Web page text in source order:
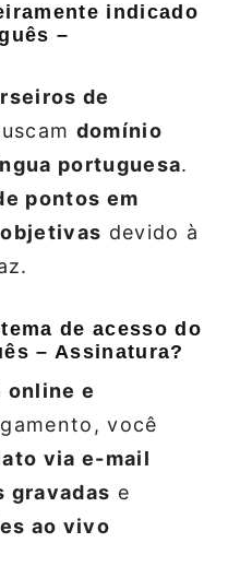
indicado
–
de
domínio
portuguesa.
pontos em
devido à
de acesso do
– Assinatura?
online e
você
via e-mail
gravadas e
ao vivo